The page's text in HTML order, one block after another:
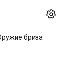
бриза